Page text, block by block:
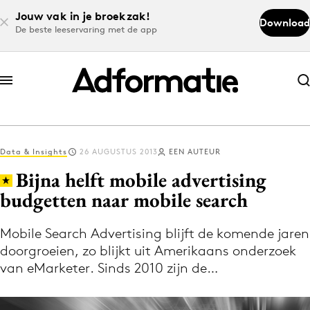
Jouw vak in je broekzak!
De beste leeservaring met de app
Download
Abonneer nu
Abonneer nu
Log in
Volg het laatste nieuws via de Adformatie
Nieuws app
Data & Insights 26 AUGUSTUS 2013 EEN AUTEUR
Bijna helft mobile advertising
budgetten naar mobile search
Mobile Search Advertising blijft de komende jaren
doorgroeien, zo blijkt uit Amerikaans onderzoek
van eMarketer. Sinds 2010 zijn de…